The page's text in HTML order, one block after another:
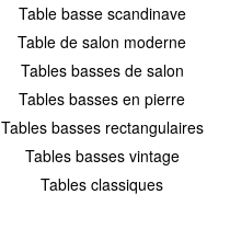
Table basse scandinave
Table de salon moderne
Tables basses de salon
Tables basses en pierre
Tables basses rectangulaires
Tables basses vintage
Tables classiques